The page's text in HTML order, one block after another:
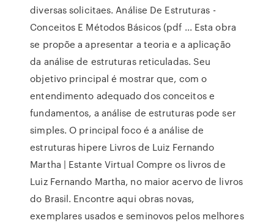
diversas solicitaes. Análise De Estruturas -
Conceitos E Métodos Básicos (pdf ... Esta obra
se propõe a apresentar a teoria e a aplicação
da análise de estruturas reticuladas. Seu
objetivo principal é mostrar que, com o
entendimento adequado dos conceitos e
fundamentos, a análise de estruturas pode ser
simples. O principal foco é a análise de
estruturas hipere Livros de Luiz Fernando
Martha | Estante Virtual Compre os livros de
Luiz Fernando Martha, no maior acervo de livros
do Brasil. Encontre aqui obras novas,
exemplares usados e seminovos pelos melhores